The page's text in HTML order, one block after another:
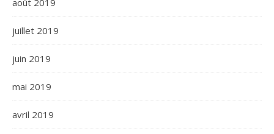
août 2019
juillet 2019
juin 2019
mai 2019
avril 2019